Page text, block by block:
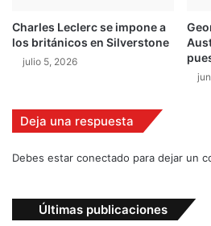
a
s
a
a
p
e
s
k
m
Charles Leclerc se impone a
los británicos en Silverstone
julio 5, 2026
Deja una respuesta
Debes estar conectado para dejar un
Últimas publicaciones